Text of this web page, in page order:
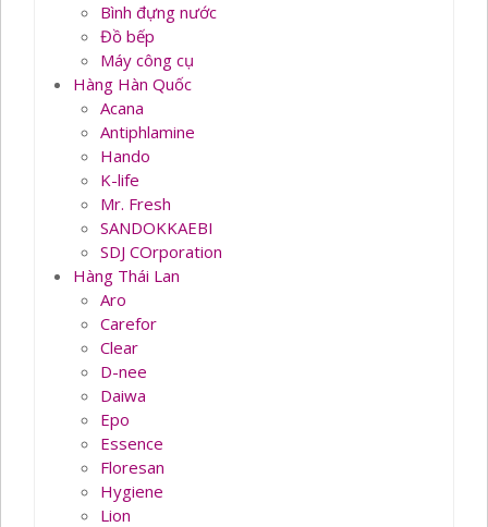
Bình đựng nước
Đồ bếp
Máy công cụ
Hàng Hàn Quốc
Acana
Antiphlamine
Hando
K-life
Mr. Fresh
SANDOKKAEBI
SDJ COrporation
Hàng Thái Lan
Aro
Carefor
Clear
D-nee
Daiwa
Epo
Essence
Floresan
Hygiene
Lion